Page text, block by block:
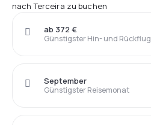
nach Terceira zu buchen
Günstigster Hin- und Rückflug
ab 372 €
Günstigster Reisemonat
September